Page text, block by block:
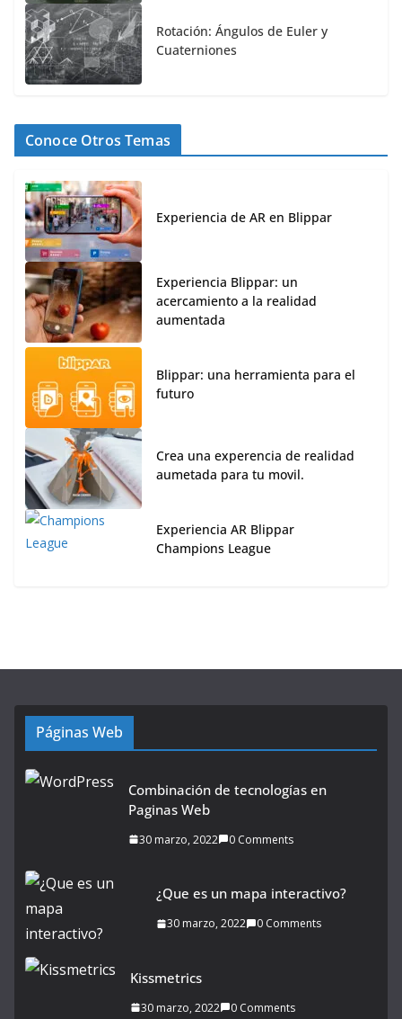
Rotación: Ángulos de Euler y
Cuaterniones
Conoce Otros Temas
Experiencia de AR en Blippar
Experiencia Blippar: un
acercamiento a la realidad
aumentada
Blippar: una herramienta para el
futuro
Crea una experencia de realidad
aumetada para tu movil.
Experiencia AR Blippar
Champions League
Páginas Web
Combinación de tecnologías en
Paginas Web
30 marzo, 2022 0 Comments
¿Que es un mapa interactivo?
30 marzo, 2022 0 Comments
Kissmetrics
30 marzo, 2022 0 Comments